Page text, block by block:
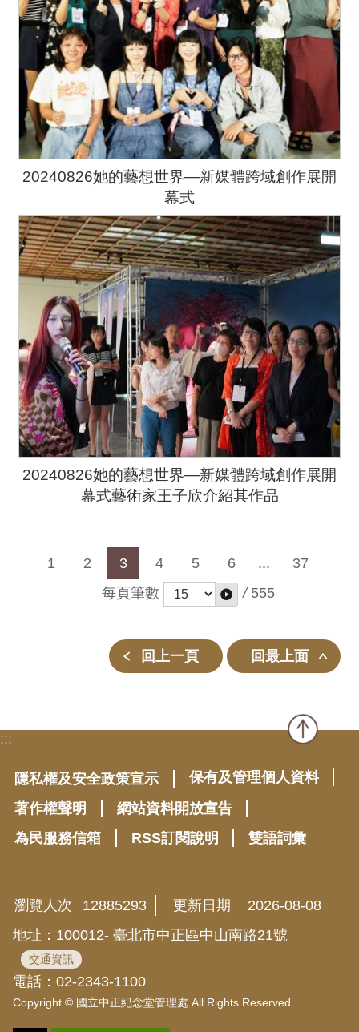
20240826她的藝想世界—新媒體跨域創作展開
幕式
20240826她的藝想世界—新媒體跨域創作展開
幕式藝術家王子欣介紹其作品
1 2 3 4 5 6 ...
37
每頁筆數
/ 555
回上一頁 回最上面
:::
隱私權及安全政策宣示
保有及管理個人資料
著作權聲明
網站資料開放宣告
為民服務信箱
RSS訂閱說明 雙語詞彙
瀏覽人次 12885293 更新日期
2026-08-08
地址：100012- 臺北市中正區中山南路21號
交通資訊
電話：02-2343-1100
Copyright © 國立中正紀念堂管理處 All Rights Reserved.